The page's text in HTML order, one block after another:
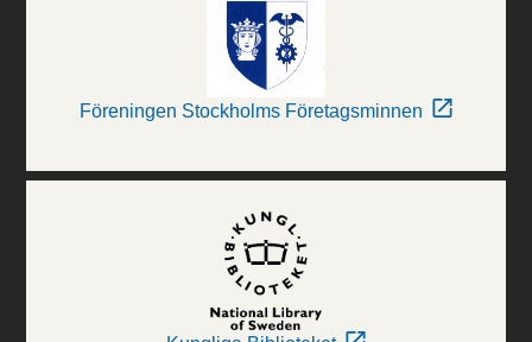
Föreningen Stockholms Företagsminnen